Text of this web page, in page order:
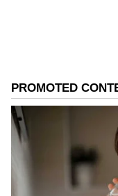
ವಹಿಸಿಕೊಳ್ಳಲು
ಮಾಯಾ ಟಾಟಾ
ವ್ಯವಹಾರ ಹಾಗೂ
ಮಾರ್ಕೆಟಿಂಗ್
ಬ್ರ್ಯಾಂಡ್ ತನ್ನ
ವೇಗವಾಗಿ